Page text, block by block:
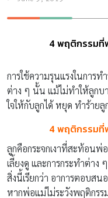
4 พฤติกรรมที่
การใช้ความรุนแรงในการ
ต่าง ๆ นั้น แม้ไม่ทำให้ลูกบ
ใจให้กับลูกได้ หยุด ทำร้าย
4 พฤติกรรมที่
ลูกคือกระจกเงาที่สะท้อน
เลี้ยงดู และการกระทำต่า
สิ่งนี้เรียกว่า อาการตอบสน
หากพ่อแม่ไม่ระวังพฤติกรร